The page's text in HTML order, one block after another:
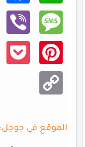
Mess
age
Viber
Pinte
rest
Pocke
Copy
Link
الموقع في جوجل: